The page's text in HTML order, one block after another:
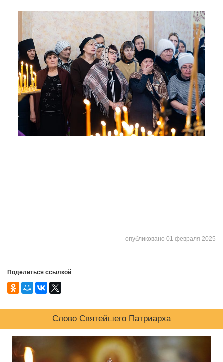
опубликовано 01 февраля 2025
Поделиться ссылкой
Слово Святейшего Патриарха